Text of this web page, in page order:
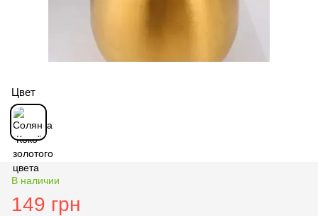
Цвет
В наличии
149 грн